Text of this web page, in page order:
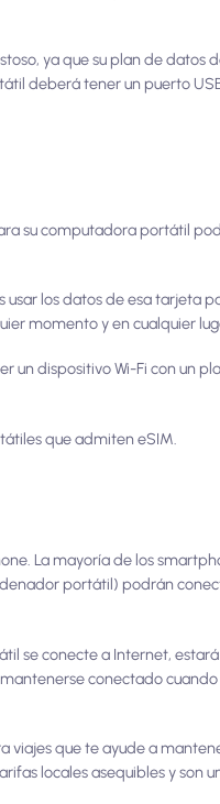
ya que su plan de datos
deberá tener un puerto
su computadora portátil
los datos de esa tarjeta
momento y en cualquier
un dispositivo Wi-Fi con un
que admiten eSIM.
La mayoría de los
portátil) podrán
se conecte a Internet,
conectado
viajes que te ayude a
locales asequibles y son